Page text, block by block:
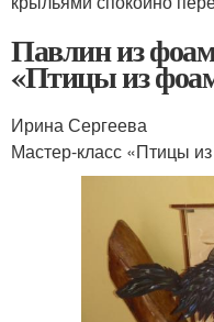
Павлин из
«Птицы из
Ирина Сергеева
Мастер-класс «Птицы